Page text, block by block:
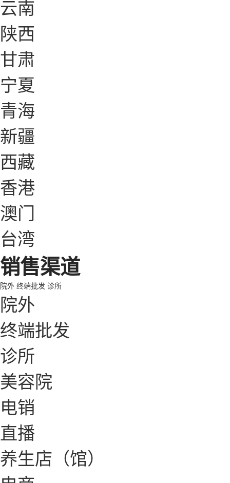
云南
陕西
甘肃
宁夏
青海
新疆
西藏
香港
澳门
台湾
销售渠道
院外 终端批发 诊所
院外
终端批发
诊所
美容院
电销
直播
养生店（馆）